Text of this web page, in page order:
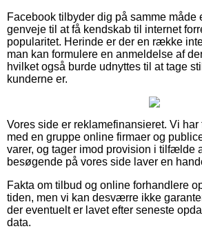
Facebook tilbyder dig på samme
genveje til at få kendskab til internet
popularitet. Herinde er der en række
man kan formulere en anmeldelse af
hvilket også burde udnyttes til at tage
kunderne er.
Vores side er reklamefinansieret. Vi
med en gruppe online firmaer og
varer, og tager imod provision i tilfælde
besøgende på vores side laver en
Fakta om tilbud og online forhandlere
tiden, men vi kan desværre ikke
der eventuelt er lavet efter seneste
data.